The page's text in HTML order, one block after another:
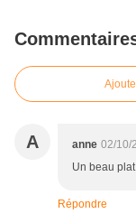
A anne 02/10/
Un beau
Répondre